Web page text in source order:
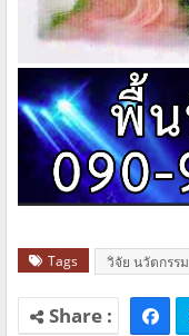
Tags วิจัย นวัตกรรม